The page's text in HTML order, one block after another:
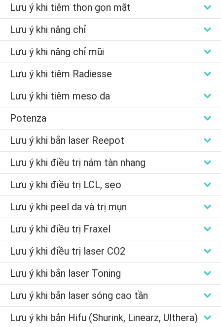
Lưu ý khi tiêm thon gọn mặt
Lưu ý khi nâng chỉ
Lưu ý khi nâng chỉ mũi
Lưu ý khi tiêm Radiesse
Lưu ý khi tiêm meso da
Potenza
Lưu ý khi bắn laser Reepot
Lưu ý khi điều trị nám tàn nhang
Lưu ý khi điều trị LCL, sẹo
Lưu ý khi peel da và trị mụn
Lưu ý khi điều trị Fraxel
Lưu ý khi điều trị laser CO2
Lưu ý khi bắn laser Toning
Lưu ý khi bắn laser sóng cao tần
Lưu ý khi bắn Hifu (Shurink, Linearz, Ulthera)